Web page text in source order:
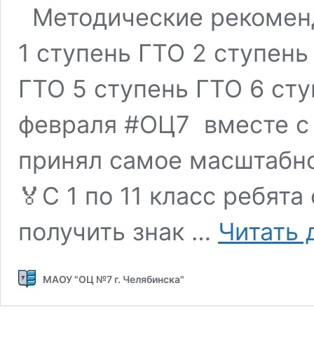
Методические
1 ступень ГТО 2
ГТО 5 ступень ГТО 6
февраля #ОЦ7 вместе с
принял самое
🏅С 1 по 11 класс
получить знак … Читать
МАОУ "ОЦ №7 г. Челябинска"